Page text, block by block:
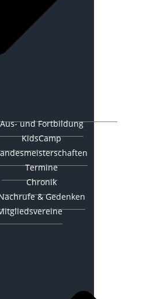
Aus- und Fortbildung
KidsCamp
Termine
Chronik
& Gedenken